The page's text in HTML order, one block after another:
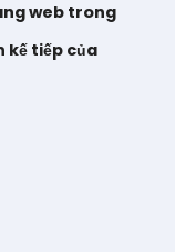
web trong
kế tiếp của